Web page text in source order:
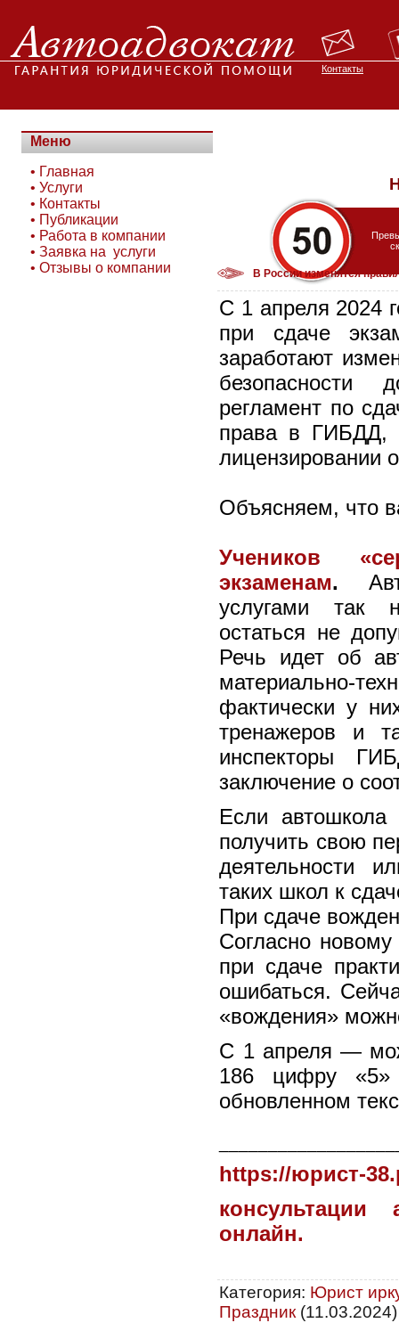
Контакты
Меню
• Главная
• Услуги
• Контакты
• Публикации
• Работа в компании
• Заявка на услуги
• Отзывы о компании В России изменятся
С 1 апреля 2024
при сдаче
заработают
безопасности
регламент по
права в ГИБДД,
лицензировании
Объясняем, что
Учеников
экзаменам.
услугами так
остаться не
Речь идет об
материально-
фактически у
тренажеров и
инспекторы
заключение о
Если автошкола
получить свою
деятельности
таких школ к
При сдаче
Согласно
при сдаче
ошибаться.
«вождения»
С 1 апреля —
186 цифру
обновленном
https://юрист-
онлайн.
Категория: Юрист
Праздник(11.03.2024)